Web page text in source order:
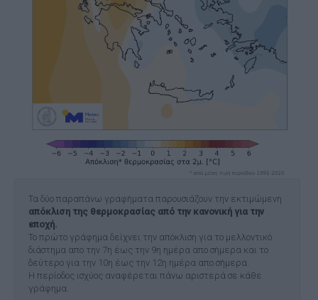
Τα δύο παραπάνω γραφήματα παρουσιάζουν την εκτιμώμενη
απόκλιση της θερμοκρασίας από την κανονική για την
εποχή.
Το πρώτο γράφημα δείχνει την απόκλιση για το μελλοντικό
διάστημα απο την 7η έως την 9η ημέρα απο σήμερα και το
δεύτερο για την 10η έως την 12η ημέρα απο σήμερα.
Η περίοδος ισχύος αναφέρεται πάνω αριστερά σε κάθε
γράφημα.